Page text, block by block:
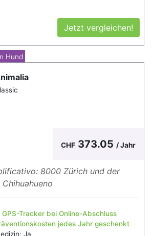
Jetzt vergleichen!
Hund
CHF 373.05 / Jahr
8000 Zürich und der
GPS-Tracker bei Online-Abschluss
jedes Jahr geschenkt
Ja